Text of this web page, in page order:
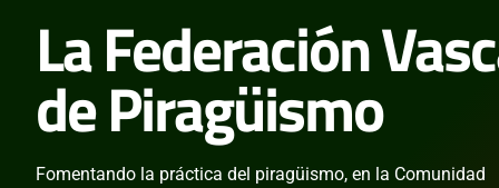
La Federación
de Piragüismo
Fomentando la práctica del piragüismo, en la Comunidad